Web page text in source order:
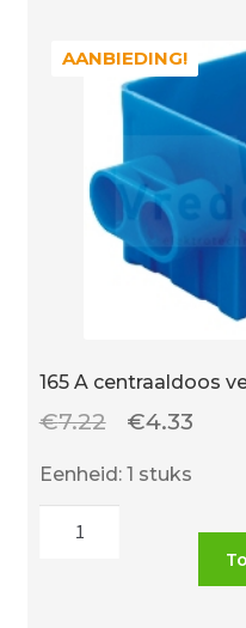
AANBIEDING!
165 A centraaldoos
AANBIEDING!
€7.22 €4.33
Eenheid: 1 stuks